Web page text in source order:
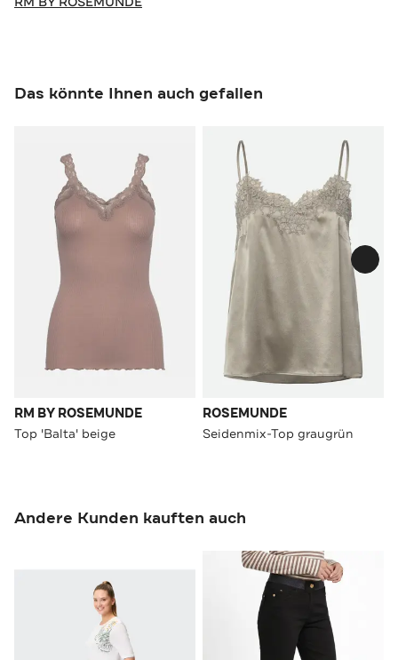
Das könnte Ihnen auch gefallen
RM BY ROSEMUNDE
Top 'Balta' beige
ROSEMUNDE
Seidenmix-Top graugrün
Andere Kunden kauften auch